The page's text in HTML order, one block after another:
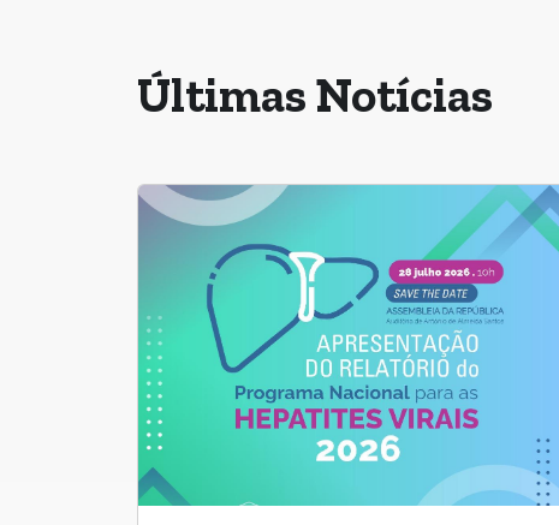
Últimas Notícias